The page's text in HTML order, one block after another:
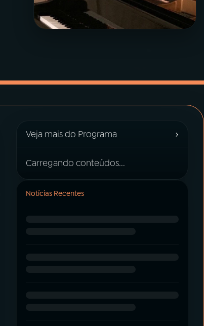
Veja mais do Programa ›
Carregando conteúdos...
Notícias Recentes